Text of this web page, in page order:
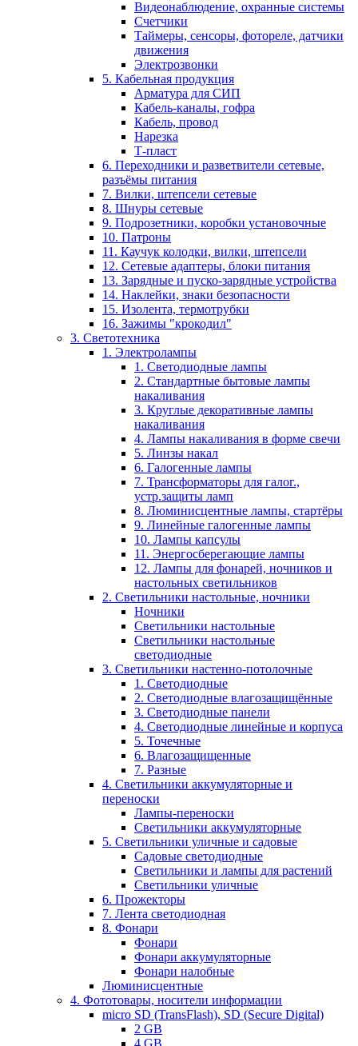
Видеонаблюдение, охранные системы
Счетчики
Таймеры, сенсоры, фотореле, датчики
движения
Электрозвонки
5. Кабельная продукция
Арматура для СИП
Кабель-каналы, гофра
Кабель, провод
Нарезка
Т-пласт
6. Переходники и разветвители сетевые,
разъёмы питания
7. Вилки, штепсели сетевые
8. Шнуры сетевые
9. Подрозетники, коробки установочные
10. Патроны
11. Каучук колодки, вилки, штепсели
12. Сетевые адаптеры, блоки питания
13. Зарядные и пуско-зарядные устройства
14. Наклейки, знаки безопасности
15. Изолента, термотрубки
16. Зажимы "крокодил"
3. Светотехника
1. Электролампы
1. Светодиодные лампы
2. Стандартные бытовые лампы
накаливания
3. Круглые декоративные лампы
накаливания
4. Лампы накаливания в форме свечи
5. Линзы накал
6. Галогенные лампы
7. Трансформаторы для галог.,
устр.защиты ламп
8. Люминисцентные лампы, стартёры
9. Линейные галогенные лампы
10. Лампы капсулы
11. Энергосберегающие лампы
12. Лампы для фонарей, ночников и
настольных светильников
2. Светильники настольные, ночники
Ночники
Светильники настольные
Светильники настольные
светодиодные
3. Светильники настенно-потолочные
1. Светодиодные
2. Светодиодные влагозащищённые
3. Светодиодные панели
4. Светодиодные линейные и корпуса
5. Точечные
6. Влагозащищенные
7. Разные
4. Светильники аккумуляторные и
переноски
Лампы-переноски
Светильники аккумуляторные
5. Светильники уличные и садовые
Садовые светодиодные
Светильники и лампы для растений
Светильники уличные
6. Прожекторы
7. Лента светодиодная
8. Фонари
Фонари
Фонари аккумуляторные
Фонари налобные
Люминисцентные
4. Фототовары, носители информации
micro SD (TransFlash), SD (Secure Digital)
2 GB
4 GB